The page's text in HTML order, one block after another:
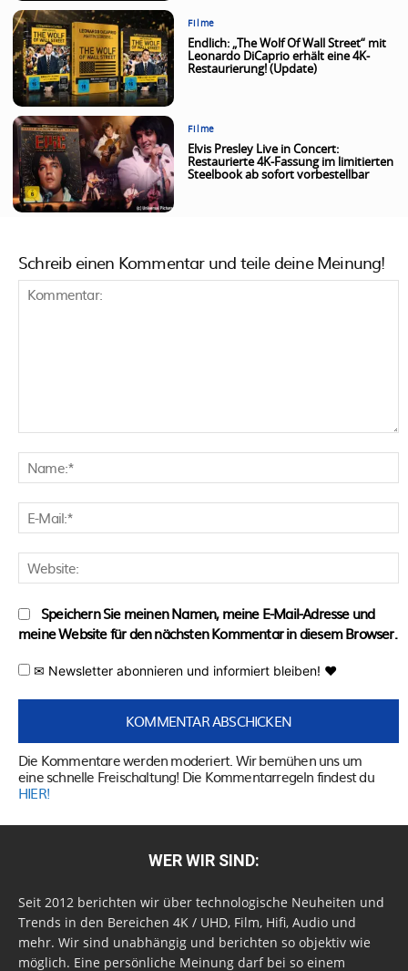
Filme
Endlich: „The Wolf Of Wall Street“ mit
Leonardo DiCaprio erhält eine 4K-
Restaurierung! (Update)
Filme
Elvis Presley Live in Concert:
Restaurierte 4K-Fassung im limitierten
Steelbook ab sofort vorbestellbar
Schreib einen Kommentar und teile deine Meinung!
Speichern Sie meinen Namen, meine E-Mail-Adresse und
meine Website für den nächsten Kommentar in diesem Browser.
✉ Newsletter abonnieren und informiert bleiben! ♥
Die Kommentare werden moderiert. Wir bemühen uns um
eine schnelle Freischaltung! Die Kommentarregeln findest du
HIER!
WER WIR SIND:
Seit 2012 berichten wir über technologische Neuheiten und
Trends in den Bereichen 4K / UHD, Film, Hifi, Audio und
mehr. Wir sind unabhängig und berichten so objektiv wie
möglich. Eine persönliche Meinung darf bei so einem